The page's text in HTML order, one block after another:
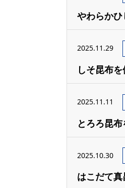
やわらか
2025.11.29
しそ昆布
2025.11.11
とろろ昆
2025.10.30
はこだて